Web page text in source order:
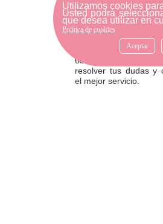
Utilizamos cookies
Usted podrá
que desea utilizar en
Política de cookies
Aceptar
ATENCIÓN AL
Si necesitas ayuda,
en escribirnos por
WhatsApp al
633540808. Estamos
resolver tus dudas y
el mejor servicio.